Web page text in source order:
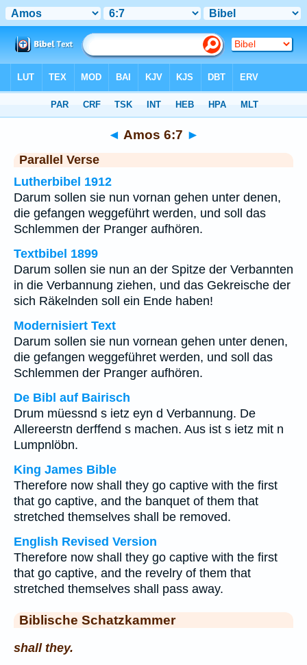
◄ Amos 6:7 ►
Parallel Verse
Lutherbibel 1912
Darum sollen sie nun vornan gehen unter denen,
die gefangen weggeführt werden, und soll das
Schlemmen der Pranger aufhören.
Textbibel 1899
Darum sollen sie nun an der Spitze der Verbannten
in die Verbannung ziehen, und das Gekreische der
sich Räkelnden soll ein Ende haben!
Modernisiert Text
Darum sollen sie nun vornean gehen unter denen,
die gefangen weggeführet werden, und soll das
Schlemmen der Pranger aufhören.
De Bibl auf Bairisch
Drum müessnd s ietz eyn d Verbannung. De
Allereerstn derffend s machen. Aus ist s ietz mit n
Lumpnlöbn.
King James Bible
Therefore now shall they go captive with the first
that go captive, and the banquet of them that
stretched themselves shall be removed.
English Revised Version
Therefore now shall they go captive with the first
that go captive, and the revelry of them that
stretched themselves shall pass away.
Biblische Schatzkammer
shall they.